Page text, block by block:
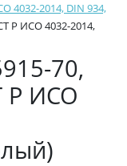
4032-2014, DIN 934,
Р ИСО 4032-2014,
70,
Р ИСО